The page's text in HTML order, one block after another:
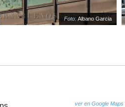
Foto:Albano Garcia
ver en Google Maps